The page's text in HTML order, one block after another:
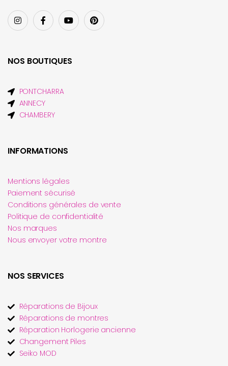
NOS BOUTIQUES
PONTCHARRA
ANNECY
CHAMBERY
INFORMATIONS
Mentions légales
Paiement sécurisé
Conditions générales de vente
Politique de confidentialité
Nos marques
Nous envoyer votre montre
NOS SERVICES
Réparations de Bijoux
Réparations de montres
Réparation Horlogerie ancienne
Changement Piles
Seiko MOD